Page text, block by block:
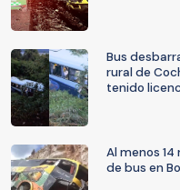
Bus
rural de
tenido
Al menos
de bus en